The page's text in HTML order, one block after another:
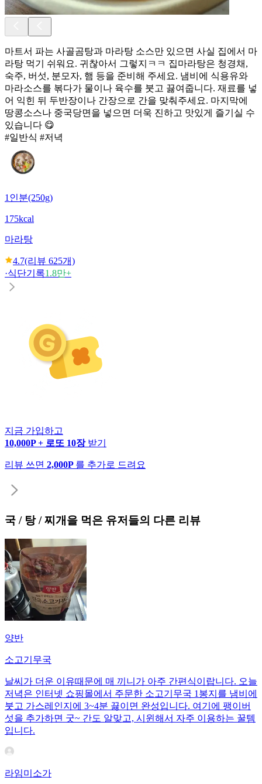
마트서 파는 사골곰탕과 마라탕 소스만 있으면 사실 집에서 마
라탕 먹기 쉬워요. 귀찮아서 그렇지ㅋㅋ 집마라탕은 청경채,
숙주, 버섯, 분모자, 햄 등을 준비해 주세요. 냄비에 식용유와
마라소스를 볶다가 물이나 육수를 붓고 끓여줍니다. 재료를 넣
어 익힌 뒤 두반장이나 간장으로 간을 맞춰주세요. 마지막에
땅콩소스나 중국당면을 넣으면 더욱 진하고 맛있게 즐기실 수
있습니다 😋
#일반식 #저녁
1인분(250g)
175kcal
마라탕
4.7(리뷰 625개)
·식단기록1.8만+
지금 가입하고
10,000P + 로또 10장 받기
리뷰 쓰면 2,000P 를 추가로 드려요
국 / 탕 / 찌개 을 먹은 유저들의 다른 리뷰
양반
소고기무국
날씨가 더운 이유때문에 매 끼니가 아주 간편식이랍니다. 오늘
저녁은 인터넷 쇼핑몰에서 주문한 소고기무국 1봉지를 냄비에
붓고 가스레인지에 3~4분 끓이면 완성입니다. 여기에 팽이버
섯을 추가하면 굿~ 간도 알맞고, 시윈해서 자주 이용하는 꿀템
입니다.
라임미소가